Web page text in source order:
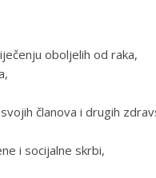
oboljelih od raka,
članova i drugih
i socijalne skrbi,